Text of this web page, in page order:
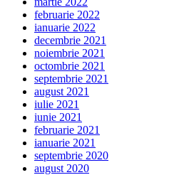
februarie 2022
ianuarie 2022
decembrie 2021
noiembrie 2021
octombrie 2021
septembrie 2021
august 2021
iulie 2021
iunie 2021
februarie 2021
ianuarie 2021
septembrie 2020
august 2020